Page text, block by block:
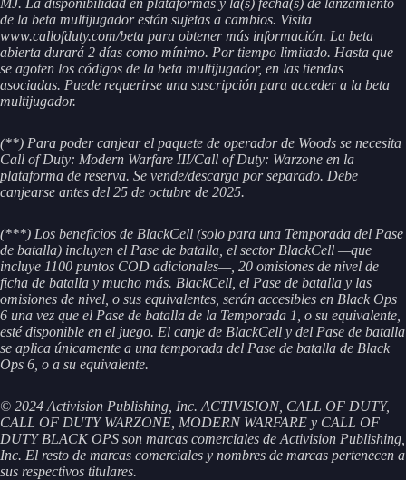
de la beta multijugador están sujetas a cambios. Visita
www.callofduty.com/beta para obtener más información. La beta
abierta durará 2 días como mínimo. Por tiempo limitado. Hasta que
se agoten los códigos de la beta multijugador, en las tiendas
asociadas. Puede requerirse una suscripción para acceder a la beta
multijugador.
(**) Para poder canjear el paquete de operador de Woods se necesita
Call of Duty: Modern Warfare III/Call of Duty: Warzone en la
plataforma de reserva. Se vende/descarga por separado. Debe
canjearse antes del 25 de octubre de 2025.
(***) Los beneficios de BlackCell (solo para una Temporada del Pase
de batalla) incluyen el Pase de batalla, el sector BlackCell —que
incluye 1100 puntos COD adicionales—, 20 omisiones de nivel de
ficha de batalla y mucho más. BlackCell, el Pase de batalla y las
omisiones de nivel, o sus equivalentes, serán accesibles en Black Ops
6 una vez que el Pase de batalla de la Temporada 1, o su equivalente,
esté disponible en el juego. El canje de BlackCell y del Pase de batalla
se aplica únicamente a una temporada del Pase de batalla de Black
Ops 6, o a su equivalente.
© 2024 Activision Publishing, Inc. ACTIVISION, CALL OF DUTY,
CALL OF DUTY WARZONE, MODERN WARFARE y CALL OF
DUTY BLACK OPS son marcas comerciales de Activision Publishing,
Inc. El resto de marcas comerciales y nombres de marcas pertenecen a
sus respectivos titulares.